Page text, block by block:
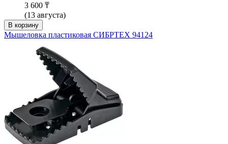
3 600 ₸
(13 августа)
В корзину
Мышеловка пластиковая СИБРТЕХ 94124